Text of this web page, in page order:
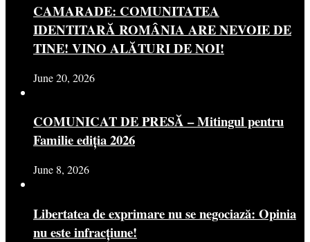
CAMARADE: COMUNITATEA
IDENTITARĂ ROMÂNIA ARE NEVOIE DE
TINE! VINO ALĂTURI DE NOI!
June 20, 2026
COMUNICAT DE PRESĂ – Mitingul pentru
Familie ediția 2026
June 8, 2026
Libertatea de exprimare nu se negociază: Opinia
nu este infracțiune!